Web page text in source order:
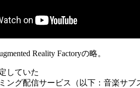
Reality Factoryの略。
していた
ング配信サービス
（以下：音楽サブ